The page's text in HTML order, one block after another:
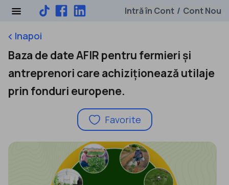
Intră în Cont / Cont Nou
keyboard_arrow_leftInapoi
Baza de date AFIR pentru fermieri și
antreprenori care achiziționează utilaje
prin fonduri europene.
Favorite